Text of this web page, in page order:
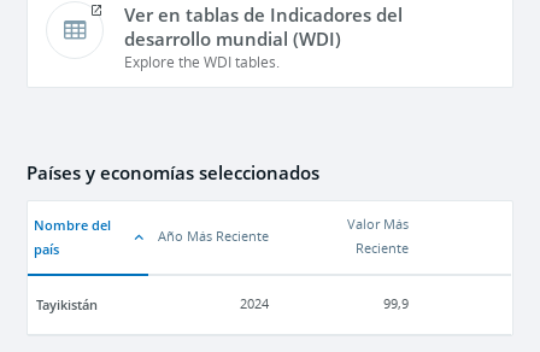
Ver en tablas de Indicadores del
desarrollo mundial (WDI)
Explore the WDI tables.
Países y economías seleccionados
Nombre del
país
Año Más Reciente
Valor Más
Reciente
Tayikistán 2024 99,9